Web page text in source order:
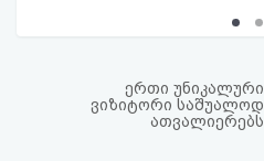
ერთი უნიკალური
ვიზიტორი საშუალოდ
ათვალიერებს